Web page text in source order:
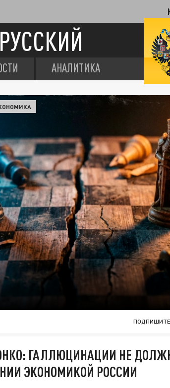
АНАЛИТИКА
ГАЛЛЮЦИНАЦИИ НЕ
ЭКОНОМИКОЙ РОССИИ